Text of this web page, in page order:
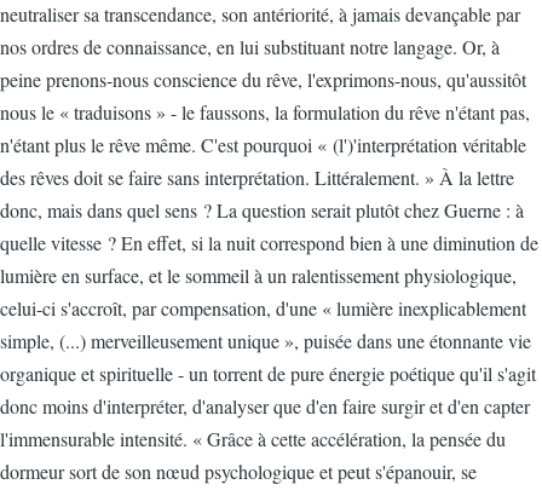
neutraliser sa transcendance, son antériorité, à jamais devançable par
nos ordres de connaissance, en lui substituant notre langage. Or, à
peine prenons-nous conscience du rêve, l'exprimons-nous, qu'aussitôt
nous le « traduisons » - le faussons, la formulation du rêve n'étant pas,
n'étant plus le rêve même. C'est pourquoi « (l')'interprétation véritable
des rêves doit se faire sans interprétation. Littéralement. » À la lettre
donc, mais dans quel sens ? La question serait plutôt chez Guerne : à
quelle vitesse ? En effet, si la nuit correspond bien à une diminution de
lumière en surface, et le sommeil à un ralentissement physiologique,
celui-ci s'accroît, par compensation, d'une « lumière inexplicablement
simple, (...) merveilleusement unique », puisée dans une étonnante vie
organique et spirituelle - un torrent de pure énergie poétique qu'il s'agit
donc moins d'interpréter, d'analyser que d'en faire surgir et d'en capter
l'immensurable intensité. « Grâce à cette accélération, la pensée du
dormeur sort de son nœud psychologique et peut s'épanouir, se